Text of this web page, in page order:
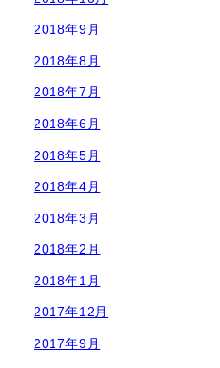
2018年9月
2018年8月
2018年7月
2018年6月
2018年5月
2018年4月
2018年3月
2018年2月
2018年1月
2017年12月
2017年9月